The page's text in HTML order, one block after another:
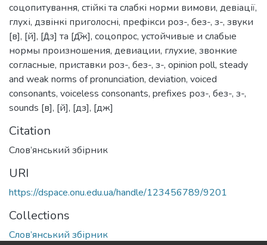
соцопитування, стійкі та слабкі норми вимови, девіації,
глухі, дзвінкі приголосні, префікси роз-, без-, з-, звуки
[в], [й], [д̑з] та [д͡ж], соцопрос, устойчивые и слабые
нормы произношения, девиации, глухие, звонкие
согласные, приставки роз-, без-, з-, opinion poll, steady
and weak norms of pronunciation, deviation, voiced
consonants, voiceless consonants, prefixes роз-, без-, з-,
sounds [в], [й], [дз], [дж]
Citation
Слов’янський збірник
URI
https://dspace.onu.edu.ua/handle/123456789/9201
Collections
Слов’янський збірник